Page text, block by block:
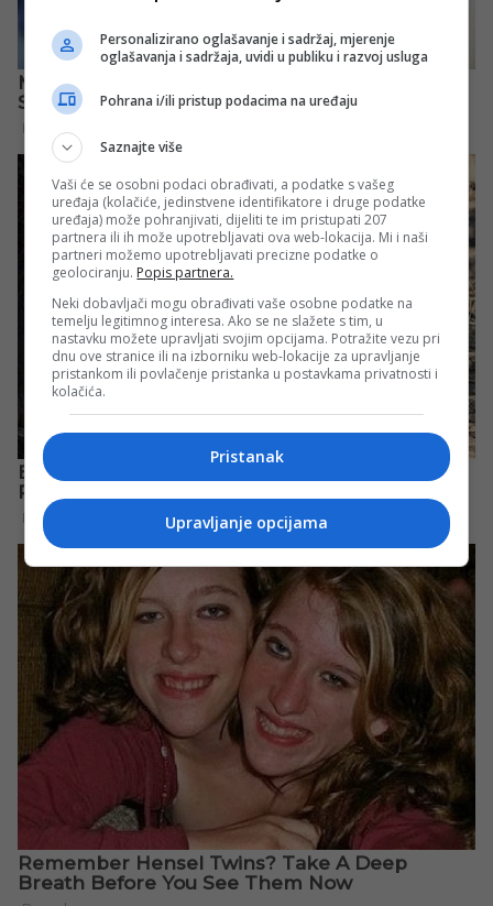
Personalizirano oglašavanje i sadržaj, mjerenje
oglašavanja i sadržaja, uvidi u publiku i razvoj usluga
Pohrana i/ili pristup podacima na uređaju
Saznajte više
Vaši će se osobni podaci obrađivati, a podatke s vašeg
uređaja (kolačiće, jedinstvene identifikatore i druge podatke
uređaja) može pohranjivati, dijeliti te im pristupati 207
partnera ili ih može upotrebljavati ova web-lokacija. Mi i naši
partneri možemo upotrebljavati precizne podatke o
geolociranju. Popis partnera.
Neki dobavljači mogu obrađivati vaše osobne podatke na
temelju legitimnog interesa. Ako se ne slažete s tim, u
nastavku možete upravljati svojim opcijama. Potražite vezu pri
dnu ove stranice ili na izborniku web-lokacije za upravljanje
pristankom ili povlačenje pristanka u postavkama privatnosti i
kolačića.
Pristanak
Upravljanje opcijama